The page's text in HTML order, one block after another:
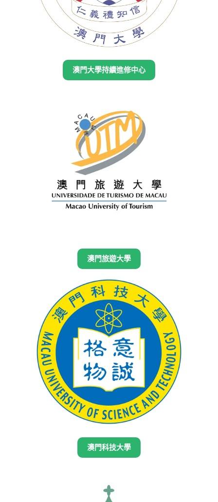
澳門大學持續進修中心
澳門旅遊大學
澳門科技大學